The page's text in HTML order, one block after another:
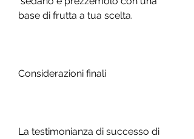
base di frutta a tua scelta.
Considerazioni finali
La testimonianza di successo di